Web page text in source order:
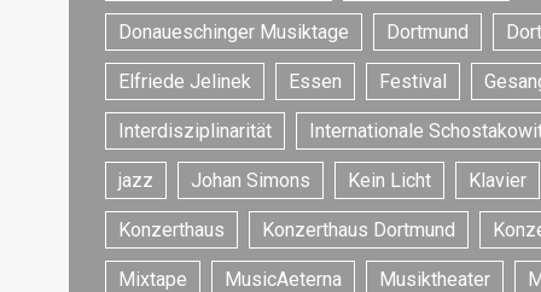
Donaueschinger Musiktage Dortmund
Elfriede Jelinek Essen Festival
Interdisziplinarität Internationale
jazz Johan Simons Kein Licht Klavier
Konzerthaus Konzerthaus Dortmund
Mixtape MusicAeterna Musiktheater